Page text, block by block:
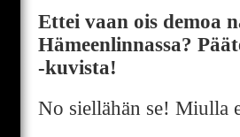
Ettei vaan ois demoa
Hämeenlinnassa?
-kuvista!
No siellähän se! Miulla